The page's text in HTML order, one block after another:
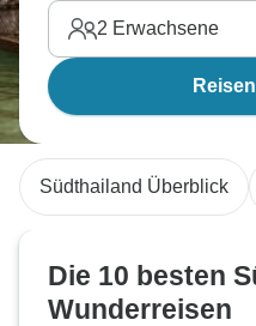
2 Erwachsene
Südthailand Überblick
Die 10 besten
Wunderreisen